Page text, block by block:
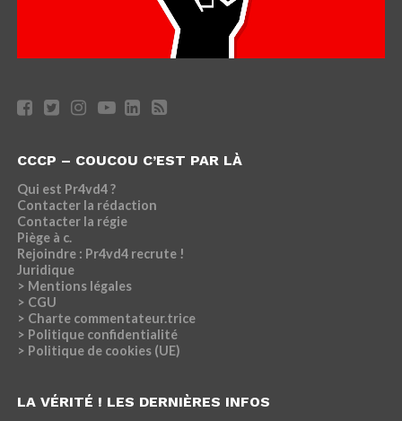
CCCP – COUCOU C’EST PAR LÀ
Qui est Pr4vd4 ?
Contacter la rédaction
Contacter la régie
Piège à c.
Rejoindre : Pr4vd4 recrute !
Juridique
> Mentions légales
> CGU
> Charte commentateur.trice
> Politique confidentialité
> Politique de cookies (UE)
LA VÉRITÉ ! LES DERNIÈRES INFOS